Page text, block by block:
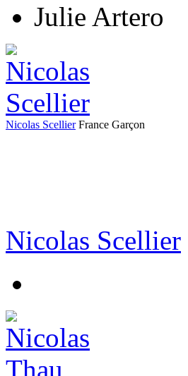
Julie Artero
Nicolas Scellier France Garçon
Nicolas Scellier